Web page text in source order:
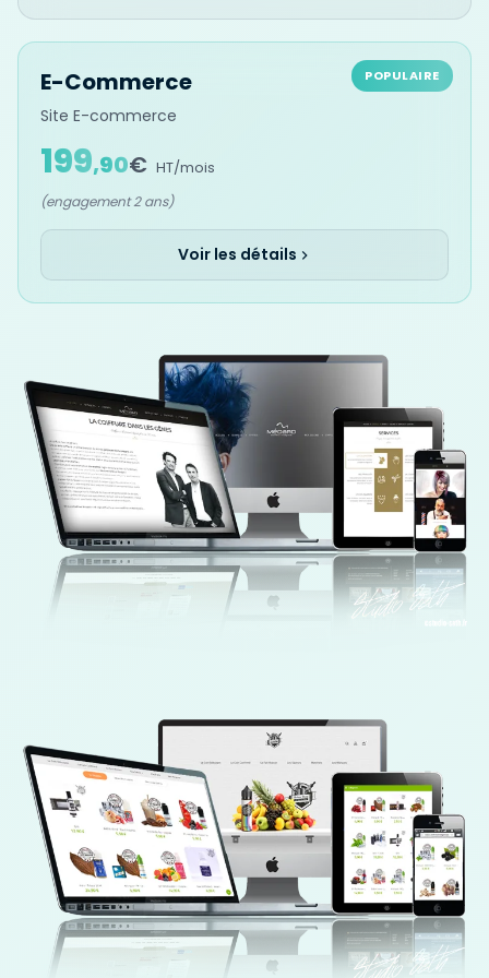
POPULAIRE
E-Commerce
Site E-commerce
199,90€ HT/mois
(engagement 2 ans)
Voir les détails